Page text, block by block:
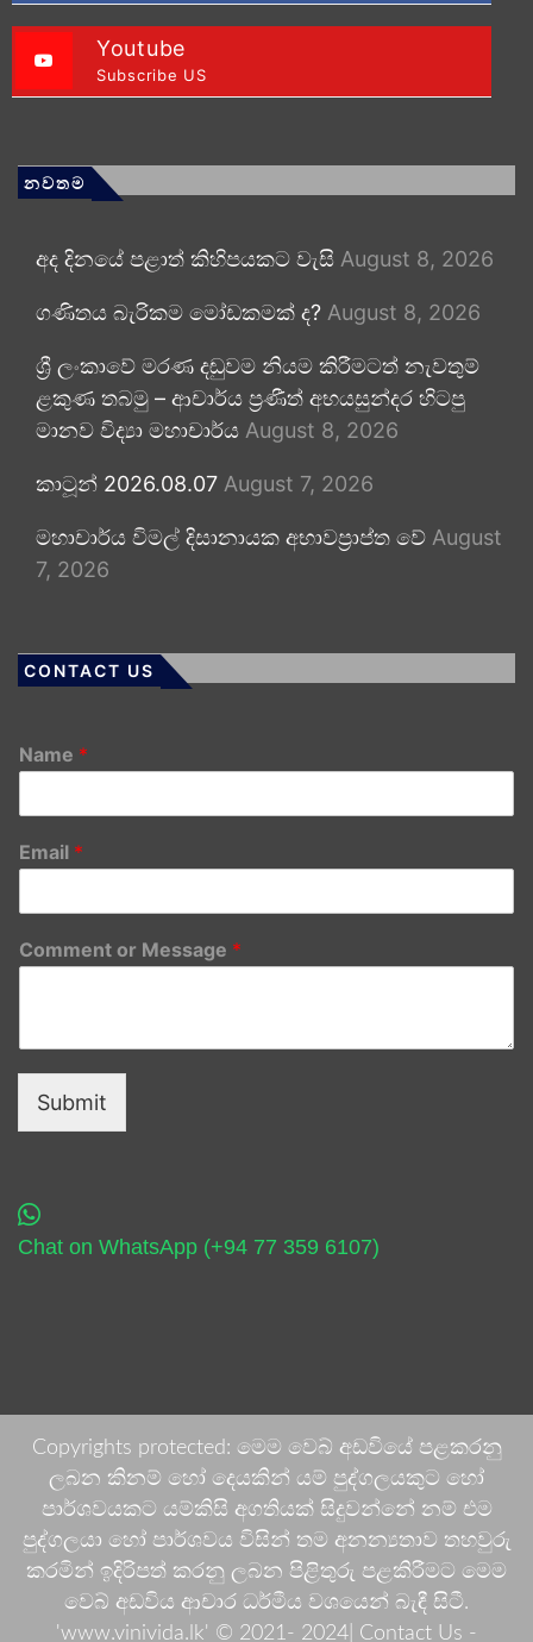
Youtube
Subscribe US
නවතම
අද දිනයේ පළාත් කිහිපයකට වැසි August 8, 2026
ගණිතය බැරිකම මෝඩකමක් ද? August 8, 2026
ශ්‍රී ලංකාවේ මරණ දඬුවම නියම කිරීමටත් නැවතුම්
ළකුණ තබමු – ආචාර්ය ප්‍රණීත් අභයසුන්දර හිටපු
මානව විද්‍යා මහාචාර්ය August 8, 2026
කාටූන් 2026.08.07 August 7, 2026
මහාචාර්ය විමල් දිසානායක අභාවප්‍රාප්ත වේ August
7, 2026
CONTACT US
Name *
Email *
Comment or Message *
Submit
Chat on WhatsApp (+94 77 359 6107)
Copyrights protected: මෙම වෙබ් අඩවියේ පළකරනු
ලබන කිනම් හෝ දෙයකින් යම් පුද්ගලයකුට හෝ
පාර්ශවයකට යම්කිසි අගතියක් සිදුවන්නේ නම් එම
පුද්ගලයා හෝ පාර්ශවය විසින් තම අනන්‍යතාව තහවුරු
කරමින් ඉදිරිපත් කරනු ලබන පිළිතුරු පළකිරීමට මෙම
වෙබ් අඩවිය ආචාර ධර්මීය වශයෙන් බැඳී සිටී.
'www.vinivida.lk' © 2021- 2024| Contact Us -